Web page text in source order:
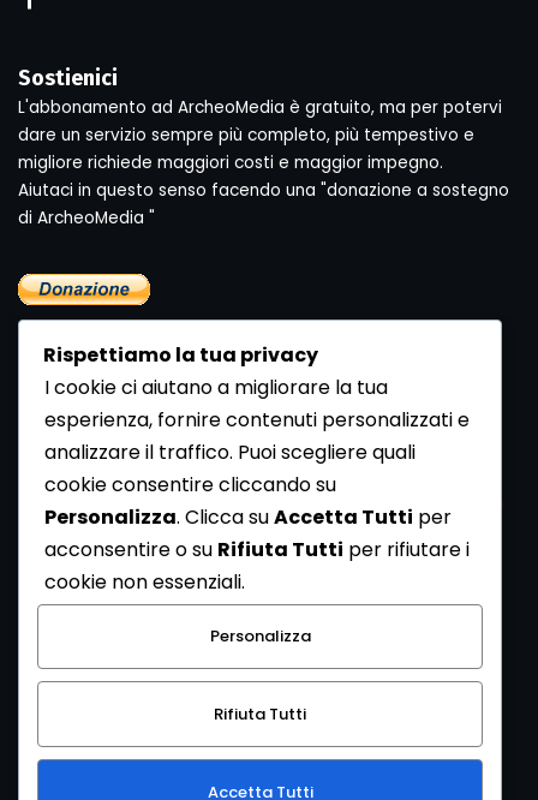
Sostienici
L'abbonamento ad ArcheoMedia è gratuito, ma per potervi
dare un servizio sempre più completo, più tempestivo e
migliore richiede maggiori costi e maggior impegno.
Aiutaci in questo senso facendo una "donazione a sostegno
di ArcheoMedia "
Newsletter
Se vuoi ricevere la Rivista gratuita di archeologia realizzata
dalla Redazione di ArcheoMedia iscriviti alla nostra
Newsletter [Clicca Qui]
Con l'invio del messaggio l'utente dichiara di aver letto
l’informativa sulla privacy e di acconsentire al trattamento
dei propri dati personali.
Rispettiamo la tua privacy
I cookie ci aiutano a migliorare la tua
esperienza, fornire contenuti personalizzati e
analizzare il traffico. Puoi scegliere quali
cookie consentire cliccando su
Personalizza. Clicca suAccetta Tutti per
acconsentire o su Rifiuta Tutti per rifiutare i
cookie non essenziali.
Personalizza
Rifiuta Tutti
Accetta Tutti